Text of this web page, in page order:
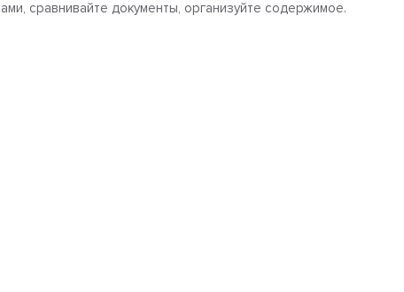
сравнивайте документы, организуйте содержимое.